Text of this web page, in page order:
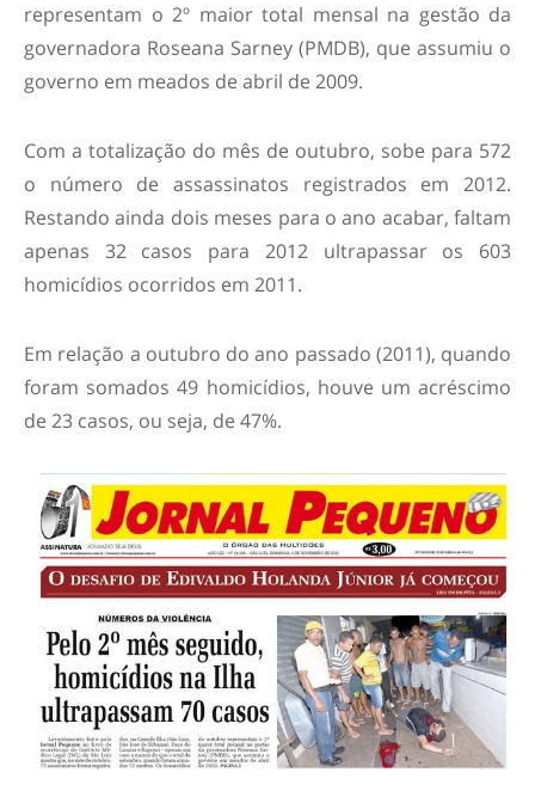
representam o 2º maior total mensal na gestão da
governadora Roseana Sarney (PMDB), que assumiu o
governo em meados de abril de 2009.
Com a totalização do mês de outubro, sobe para 572
o número de assassinatos registrados em 2012.
Restando ainda dois meses para o ano acabar, faltam
apenas 32 casos para 2012 ultrapassar os 603
homicídios ocorridos em 2011.
Em relação a outubro do ano passado (2011), quando
foram somados 49 homicídios, houve um acréscimo
de 23 casos, ou seja, de 47%.